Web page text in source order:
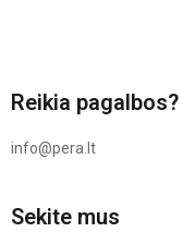
Reikia pagalbos?
info@pera.lt
Sekite mus